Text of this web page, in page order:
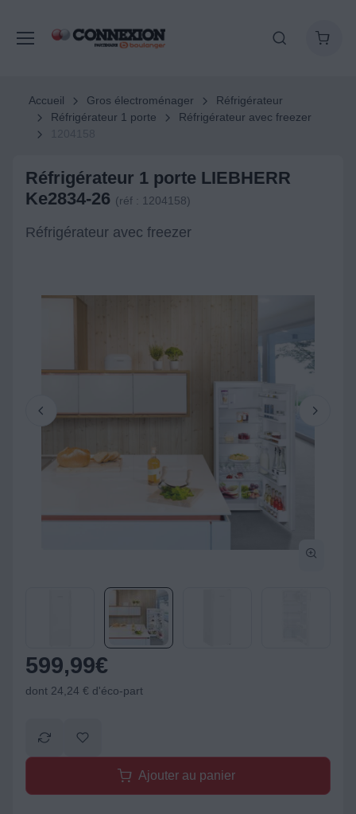
Accueil Gros électroménager
Réfrigérateur
Réfrigérateur 1 porte
Réfrigérateur avec freezer
Réfrigérateur 1 porte LIEBHERR
Ke2834-26 (réf : 1204158)
Réfrigérateur avec freezer
599,99€
dont 24,24 € d'éco-part
Ajouter au panier